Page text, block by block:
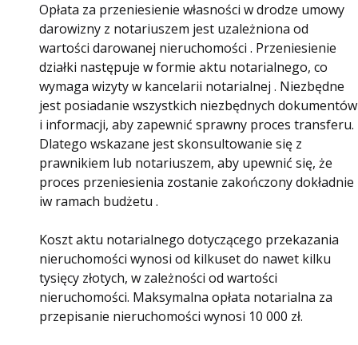
Opłata za przeniesienie własności w drodze umowy
darowizny z notariuszem jest uzależniona od
wartości darowanej nieruchomości . Przeniesienie
działki następuje w formie aktu notarialnego, co
wymaga wizyty w kancelarii notarialnej . Niezbędne
jest posiadanie wszystkich niezbędnych dokumentów
i informacji, aby zapewnić sprawny proces transferu.
Dlatego wskazane jest skonsultowanie się z
prawnikiem lub notariuszem, aby upewnić się, że
proces przeniesienia zostanie zakończony dokładnie
iw ramach budżetu .
Koszt aktu notarialnego dotyczącego przekazania
nieruchomości wynosi od kilkuset do nawet kilku
tysięcy złotych, w zależności od wartości
nieruchomości. Maksymalna opłata notarialna za
przepisanie nieruchomości wynosi 10 000 zł.